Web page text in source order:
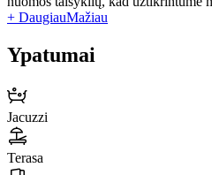
+ DaugiauMažiau
Ypatumai
Jacuzzi
Terasa